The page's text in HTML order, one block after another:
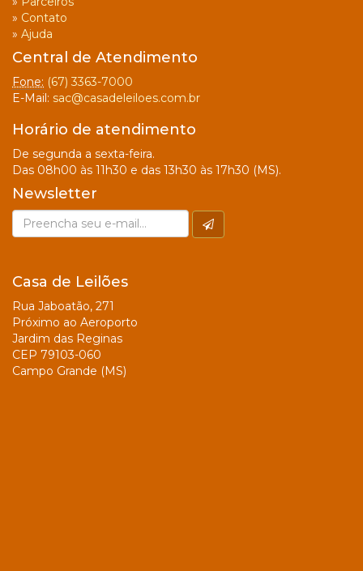
» Contato
» Ajuda
Central de Atendimento
Fone: (67) 3363-7000
E-Mail: sac@casadeleiloes.com.br
Horário de atendimento
De segunda a sexta-feira.
Das 08h00 às 11h30 e das 13h30 às 17h30 (MS).
Newsletter
Casa de Leilões
Rua Jaboatão, 271
Próximo ao Aeroporto
Jardim das Reginas
CEP 79103-060
Campo Grande (MS)